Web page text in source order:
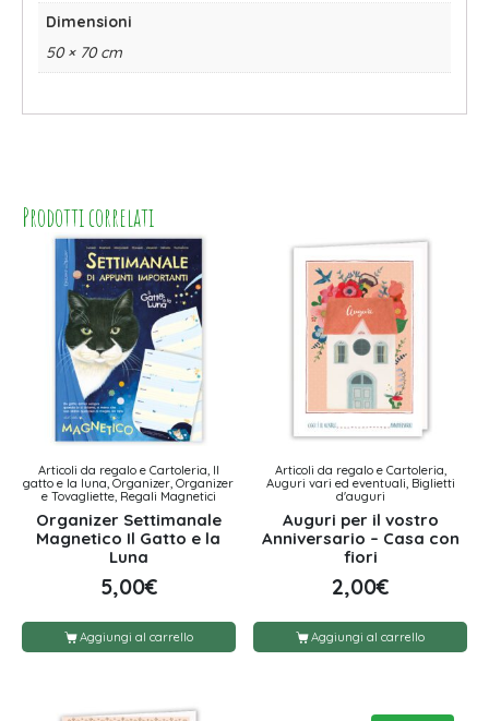
Dimensioni
50 × 70 cm
Prodotti correlati
Articoli da regalo e Cartoleria, Il
gatto e la luna, Organizer, Organizer
e Tovagliette, Regali Magnetici
Organizer Settimanale
Magnetico Il Gatto e la
Luna
5,00€
Aggiungi al carrello
Articoli da regalo e Cartoleria,
Auguri vari ed eventuali, Biglietti
d'auguri
Auguri per il vostro
Anniversario – Casa con
fiori
2,00€
Aggiungi al carrello